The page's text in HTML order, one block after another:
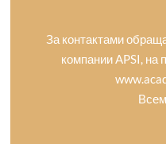
За контактами
компании APSI, на